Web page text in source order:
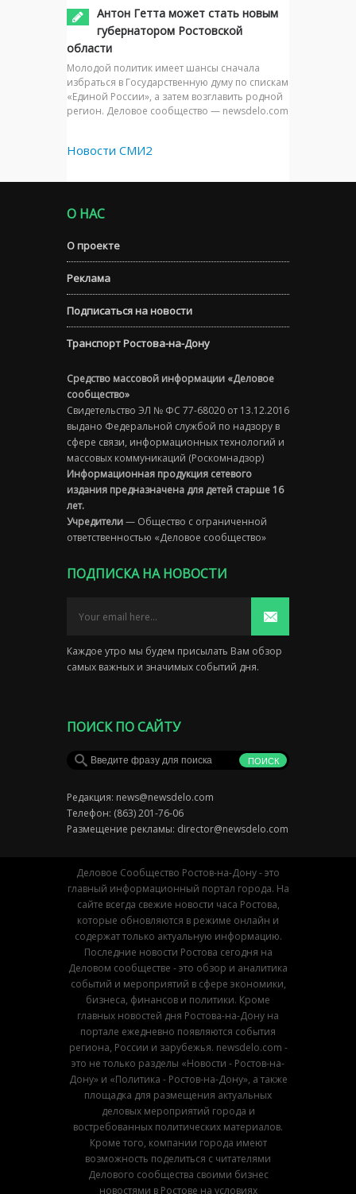
Антон Гетта может стать новым
губернатором Ростовской
области
Молодой политик имеет шансы сначала
избраться в Государственную думу по спискам
«Единой России», а затем возглавить родной
регион. Деловое сообщество — newsdelo.com
Новости СМИ2
О НАС
О проекте
Реклама
Подписаться на новости
Транспорт Ростова-на-Дону
Средство массовой информации «Деловое
сообщество»
Свидетельство ЭЛ № ФС 77-68020 от 13.12.2016
выдано Федеральной службой по надзору в
сфере связи, информационных технологий и
массовых коммуникаций (Роскомнадзор)
Информационная продукция сетевого
издания предназначена для детей старше 16
лет.
Учредители— Общество с ограниченной
ответственностью «Деловое сообщество»
ПОДПИСКА НА НОВОСТИ
Каждое утро мы будем присылать Вам обзор
самых важных и значимых событий дня.
ПОИСК ПО САЙТУ
Редакция: news@newsdelo.com
Телефон: (863) 201-76-06
Размещение рекламы: director@newsdelo.com
Деловое Сообщество Ростов-на-Дону - это
главный информационный портал города. На
сайте всегда свежие новости часа Ростова,
которые обновляются в режиме онлайн и
содержат только актуальную информацию.
Последние новости Ростова сегодня на
Деловом сообществе - это обзор и аналитика
событий и мероприятий в сфере экономики,
бизнеса, финансов и политики. Кроме
главных новостей дня Ростова-на-Дону на
портале ежедневно появляются события
региона, России и зарубежья. newsdelo.com -
это не только разделы «Новости - Ростов-на-
Дону» и «Политика - Ростов-на-Дону», а также
площадка для размещения актуальных
деловых мероприятий города и
востребованных политических материалов.
Кроме того, компании города имеют
возможность поделиться с читателями
Делового сообщества своими бизнес
новостями в Ростове на условиях